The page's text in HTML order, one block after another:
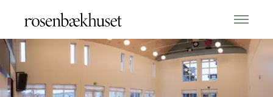
Lej Rosenbækhuset